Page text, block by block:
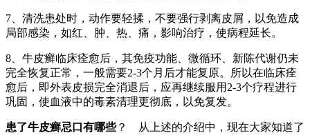
7、清洗患处时，动作要轻揉，不要强行剥离皮屑，以免造成
局部感染，如红、肿、热、痛，影响治疗，使病程延长。
8、牛皮癣临床痊愈后，其免疫功能、微循环、新陈代谢仍未
完全恢复正常，一般需要2-3个月后才能复原。所以在临床痊
愈后，即外表皮损完全消退后，应再继续服用2-3个疗程进行
巩固，使血液中的毒素清理更彻底，以免复发。
患了牛皮癣忌口有哪些？ 从上述的介绍中，现在大家知道了